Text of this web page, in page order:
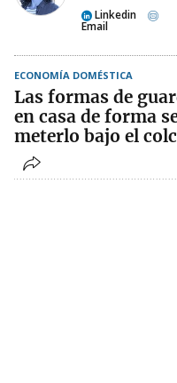
Linkedin
Email
ECONOMÍA DOMÉSTICA
Las formas de
en casa de forma
meterlo bajo el